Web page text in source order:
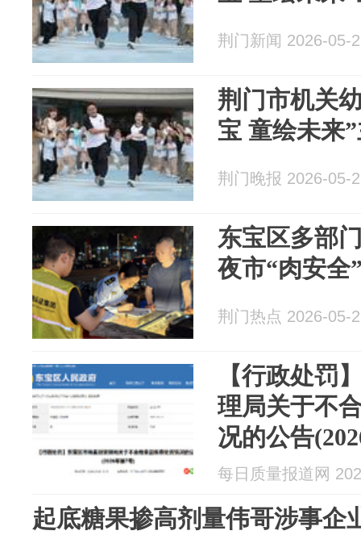
荆门新闻 2026-05-
荆门市机关
宝 童绘未来
荆门晚报 2026-05-
东宝区多部
夜市“肉安全
荆门热点 2026-05-
【行政处罚
理局关于不
况的公告
每日质量报道网
起底糖果掺高剂量伟哥涉事企